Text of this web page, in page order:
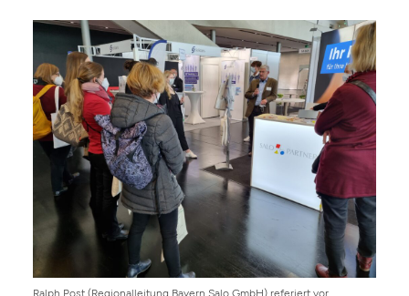
Ralph Post (Regionalleitung Bayern Salo GmbH) referiert vor